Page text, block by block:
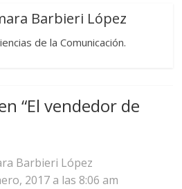
Barbieri López
de la Comunicación.
“El vendedor de
Barbieri López
2017 a las 8:06 am